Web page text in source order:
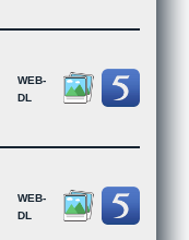
WEB-
DL
WEB-
DL